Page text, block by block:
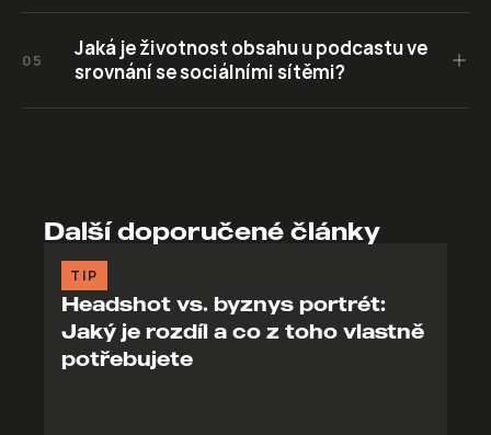
05
Jaká je životnost obsahu u podcastu ve
srovnání se sociálními sítěmi?
Další doporučené články
TIP
Headshot vs. byznys portrét:
Jaký je rozdíl a co z toho vlastně
potřebujete